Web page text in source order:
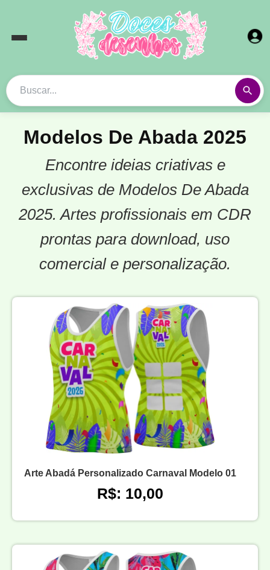
Modelos De Abada 2025
Encontre ideias criativas e
exclusivas de Modelos De Abada
2025. Artes profissionais em CDR
prontas para download, uso
comercial e personalização.
Arte Abadá Personalizado Carnaval Modelo 01
R$: 10,00